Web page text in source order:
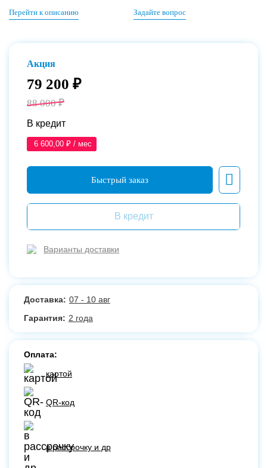
Перейти к описанию Задайте вопрос
Акция
79 200 ₽
88 000 ₽
В кредит
6 600,00 ₽ / мес
В кредит
Варианты доставки
Доставка: 07 - 10 авг
Гарантия: 2 года
Оплата:
картой
QR-код
в рассрочку и др